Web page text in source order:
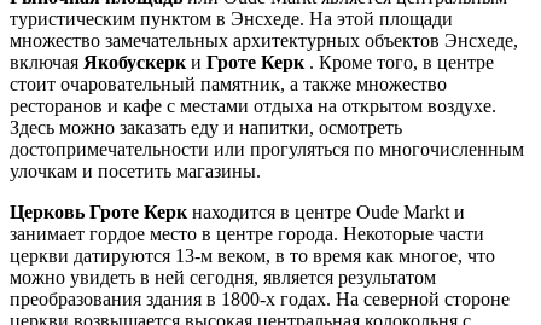
туристическим пунктом в Энсхеде. На этой площади
множество замечательных архитектурных объектов Энсхеде,
включая Якобускерк и Гроте Керк . Кроме того, в центре
стоит очаровательный памятник, а также множество
ресторанов и кафе с местами отдыха на открытом воздухе.
Здесь можно заказать еду и напитки, осмотреть
достопримечательности или прогуляться по многочисленным
улочкам и посетить магазины.
Церковь Гроте Керк находится в центре Oude Markt и
занимает гордое место в центре города. Некоторые части
церкви датируются 13-м веком, в то время как многое, что
можно увидеть в ней сегодня, является результатом
преобразования здания в 1800-х годах. На северной стороне